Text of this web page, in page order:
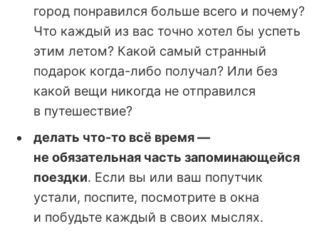
город понравился больше всего и почему?
Что каждый из вас точно хотел бы успеть
этим летом? Какой самый странный
подарок когда-либо получал? Или без
какой вещи никогда не отправился
в путешествие?
делать что-то всё время —
не обязательная часть запоминающейся
поездки. Если вы или ваш попутчик
устали, поспите, посмотрите в окна
и побудьте каждый в своих мыслях.